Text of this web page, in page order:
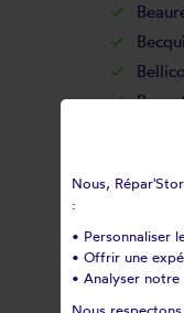
Billy-
Nous,
:
• Personnaliser
• Offrir une
• Analyser notre